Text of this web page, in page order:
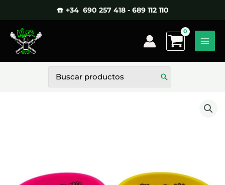
contenido
☎️ +34 690 257 418 - 689 112 110
por: